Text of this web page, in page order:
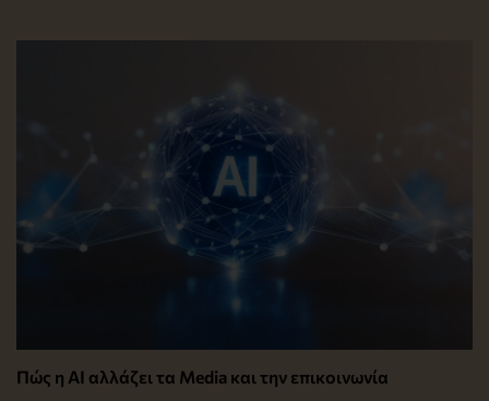
Πώς η AI αλλάζει τα Media και την επικοινωνία